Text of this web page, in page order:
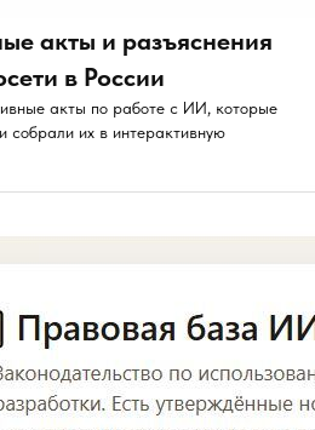
акты и разъяснения
в России
акты по работе с ИИ, которые
собрали их в интерактивную